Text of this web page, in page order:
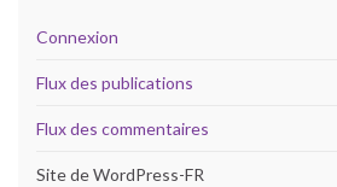
Connexion
Flux des publications
Flux des commentaires
Site de WordPress-FR